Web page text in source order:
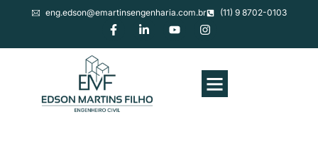
eng.edson@emartinsengenharia.com.br (11) 9 8702-0103